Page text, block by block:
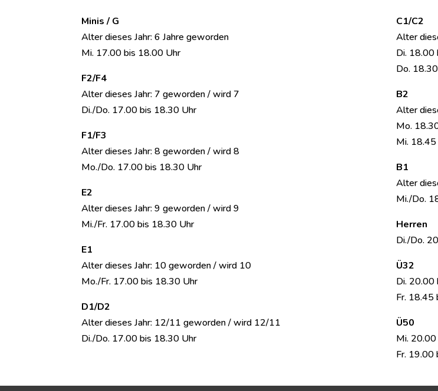
Minis / G
Alter dieses Jahr: 6 Jahre geworden
Mi. 17.00 bis 18.00 Uhr
F2/F4
Alter dieses Jahr: 7 geworden / wird 7
Di./Do. 17.00 bis 18.30 Uhr
F1/F3
Alter dieses Jahr: 8 geworden / wird 8
Mo./Do. 17.00 bis 18.30 Uhr
E2
Alter dieses Jahr: 9 geworden / wird 9
Mi./Fr. 17.00 bis 18.30 Uhr
E1
Alter dieses Jahr: 10 geworden / wird 10
Mo./Fr. 17.00 bis 18.30 Uhr
D1/D2
Alter dieses Jahr: 12/11 geworden / wird 12/11
Di./Do. 17.00 bis 18.30 Uhr
C1/C2
Alter
Di. 18.00
Do.
B2
Alter
Mo.
Mi.
B1
Alter
Mi./Do.
Herren
Di./Do.
Ü32
Di. 20.00
Fr. 18.45
Ü50
Mi.
Fr. 19.00